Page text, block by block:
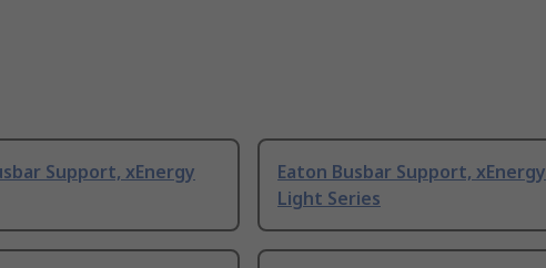
Support, xEnergy
Eaton Busbar Support, xEnergy
Light Series